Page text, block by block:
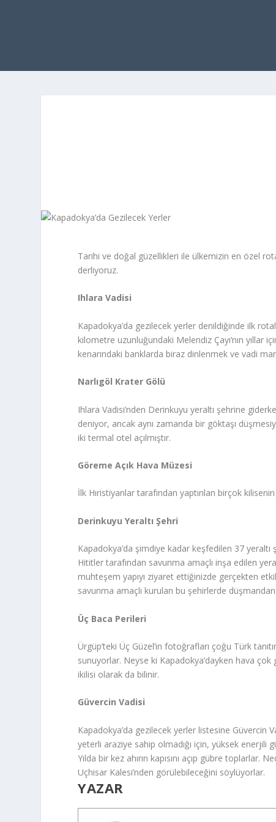
Tarihi ve doğal güzellikleri ile ülkemizin en özel
derliyoruz.
Ihlara Vadisi
Kapadokya’da gezilecek yerler denildiğinde ilk
kilometre uzunluğundaki Melendiz Çayı’nın yıllar
kenarındaki banklarda biraz dinlenmek ve vadi
Narlıgöl Krater Gölü
Ihlara Vadisi’nden Derinkuyu yeraltı şehrine
deniyor, ancak aynı zamanda bir göktaşı
iki termal otel açılmıştır.
Göreme Açık Hava Müzesi
İlk Hıristiyanlar tarafından yaptırılan birçok
Derinkuyu Yeraltı Şehri
Kapadokya’da şimdiye kadar keşfedilen 37
Hititler tarafından savunma amaçlı inşa edilen
muhteşem yapıyı ziyaret ettiğinizde gerçekten
savunma amaçlı kurulan bu şehirlerde
Üç Baca Perileri
Ürgüp’teki Üç Güzel’in fotoğrafları çoğu Türk
sunuyorlar. Neyse ki Kapadokya’dayken hava
ikilisi olarak da bilinir.
Güvercin Vadisi
Kapadokya’da gezilecek yerler listesine Güvercin
yeterli araziye sahip olmadığı için, yüksek enerjili
Yılda bir kez ahırın kapısını açıp gübre
Uçhisar Kalesi’nden görülebileceğini söylüyorlar.
YAZAR